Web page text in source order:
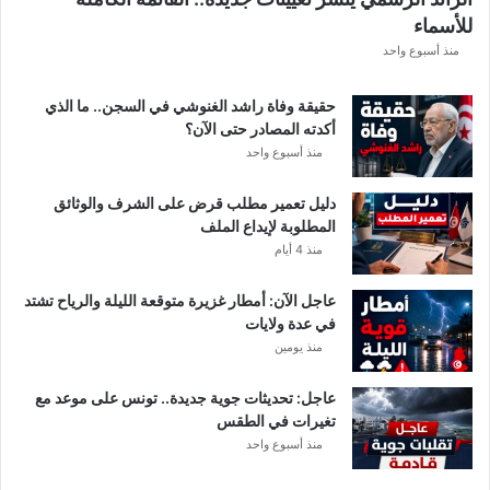
ق
ر
د
و
ر
ي
ب
ط
ا
ل
إ
ف
ر
ي
ي
ا
للأسماء
منذ أسبوع واحد
حقيقة وفاة راشد الغنوشي في السجن.. ما الذي
أكدته المصادر حتى الآن؟
منذ أسبوع واحد
دليل تعمير مطلب قرض على الشرف والوثائق
المطلوبة لإيداع الملف
منذ 4 أيام
عاجل الآن: أمطار غزيرة متوقعة الليلة والرياح تشتد
في عدة ولايات
منذ يومين
عاجل: تحديثات جوية جديدة.. تونس على موعد مع
تغيرات في الطقس
منذ أسبوع واحد